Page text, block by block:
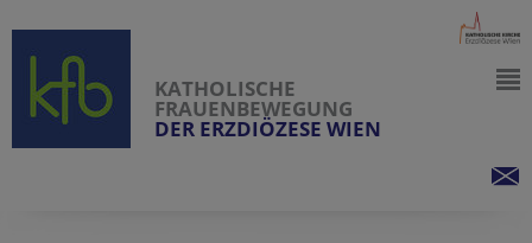
KATHOLISCHE
FRAUENBEWEGUNG
DER ERZDIÖZESE WIEN